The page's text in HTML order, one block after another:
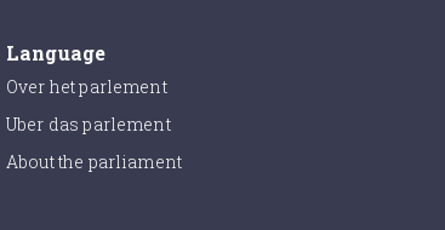
Language
Over het parlement
Uber das parlement
About the parliament